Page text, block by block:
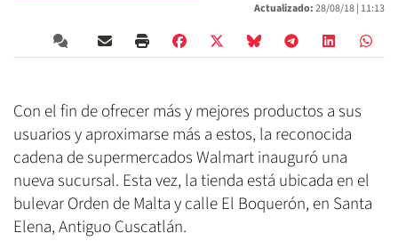
Actualizado:28/08/18 | 11:13
Con el fin de ofrecer más y mejores productos a sus
usuarios y aproximarse más a estos, la reconocida
cadena de supermercados Walmart inauguró una
nueva sucursal. Esta vez, la tienda está ubicada en el
bulevar Orden de Malta y calle El Boquerón, en Santa
Elena, Antiguo Cuscatlán.